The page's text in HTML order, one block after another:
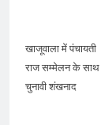
खाजूवाला में पंचायती
राज सम्मेलन के साथ
चुनावी शंखनाद